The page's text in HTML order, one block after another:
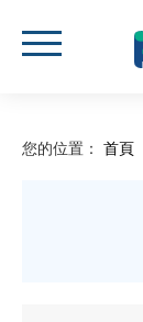
您的位置： 首頁